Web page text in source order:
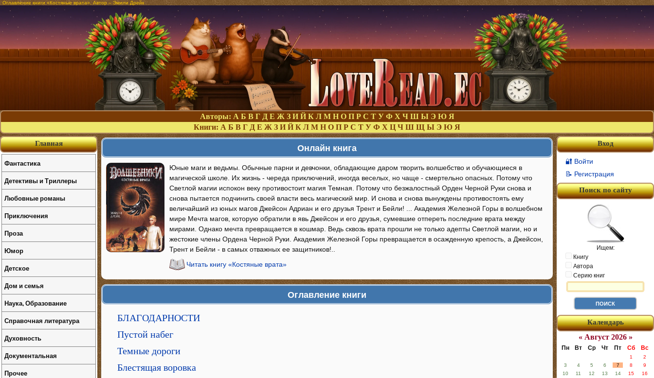
Оглавление книги «Костяные врата». Автор – Эмили Дрейк
Авторы: А Б В Г Д Е Ж З И Й К Л М Н О П Р С Т У Ф Х Ч Ш Ы Э Ю Я
Книги: А Б В Г Д Е Ж З И Й К Л М Н О П Р С Т У Ф Х Ц Ч Ш Щ Ы Э Ю Я
Онлайн книга
Юные маги и ведьмы. Обычные парни и девчонки, обладающие даром творить волшебство и обучающиеся в
магической школе. Их жизнь - череда приключений, иногда веселых, но чаще - смертельно опасных. Потому что
Светлой магии испокон веку противостоит магия Темная. Потому что безжалостный Орден Черной Руки снова и
снова пытается подчинить своей власти весь магический мир. И снова и снова вынуждены противостоять ему
величайший из юных магов Джейсон Адриан и его друзья Трент и Бейли! ... Академия Железной Горы в волшебном
мире Мечта магов, которую обратили в явь Джейсон и его друзья, сумевшие отпереть последние врата между
мирами. Однако мечта превращается в кошмар. Ведь сквозь врата прошли не только адепты Светлой магии, но и
жестокие члены Ордена Черной Руки. Академия Железной Горы превращается в осажденную крепость, а Джейсон,
Трент и Бейли - в самых отважных ее защитников!..
Читать книгу «Костяные врата»
Оглавление книги
БЛАГОДАРНОСТИ
Пустой набег
Темные дороги
Блестящая воровка
Вход
🔐 Войти
📝 Регистрация
Поиск по сайту
Ищем:
Книгу
Автора
Серию книг
Календарь
« Август 2026 »
Пн Вт Ср Чт Пт Сб Вс
1
2
3
4 5 6 7 8
9
10
11 12 13 14 15
16
Главная
Фантастика
Детективы и Триллеры
Любовные романы
Приключения
Проза
Юмор
Детское
Дом и семья
Наука, Образование
Справочная литература
Духовность
Документальная
Прочее